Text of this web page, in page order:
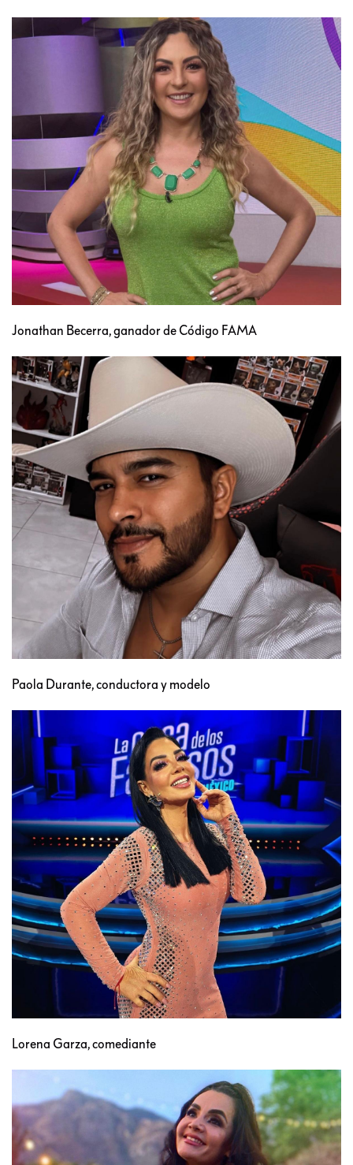
Jonathan Becerra, ganador de Código FAMA
Paola Durante, conductora y modelo
Lorena Garza, comediante